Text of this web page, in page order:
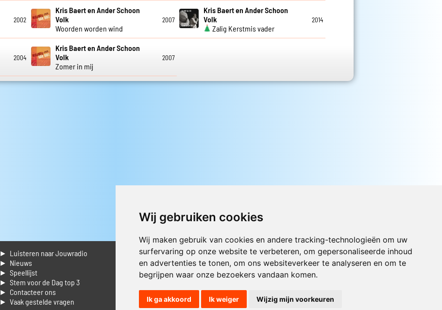
Wij gebruiken cookies
Wij maken gebruik van cookies en andere tracking-technologieën om uw
surfervaring op onze website te verbeteren, om gepersonaliseerde inhoud
en advertenties te tonen, om ons websiteverkeer te analyseren en om te
begrijpen waar onze bezoekers vandaan komen.
Ik ga akkoord Ik weiger Wijzig mijn voorkeuren
2002
Kris Baert en Ander Schoon
Volk
Woorden worden wind
2007
Kris Baert en Ander Schoon
Volk
Zalig Kerstmis vader
2014
2004
Kris Baert en Ander Schoon
Volk
Zomer in mij
2007
► Luisteren naar Jouwradio
► Nieuws
► Speellijst
► Stem voor de Dag top 3
► Contacteer ons
► Vaak gestelde vragen
► Livestream informatie
► Muziek opzoeken
► Vlaamse 100 Aller tijden
► De 50 beste van...
► Adverteren op Jouwradio
► Cookie voorkeuren wijzigen
Luister nu naar Jouwradio! De beste
Nederlandstalige muziek uit de lage
landen hoor je hier al 20 jaar. In
of smartphone.